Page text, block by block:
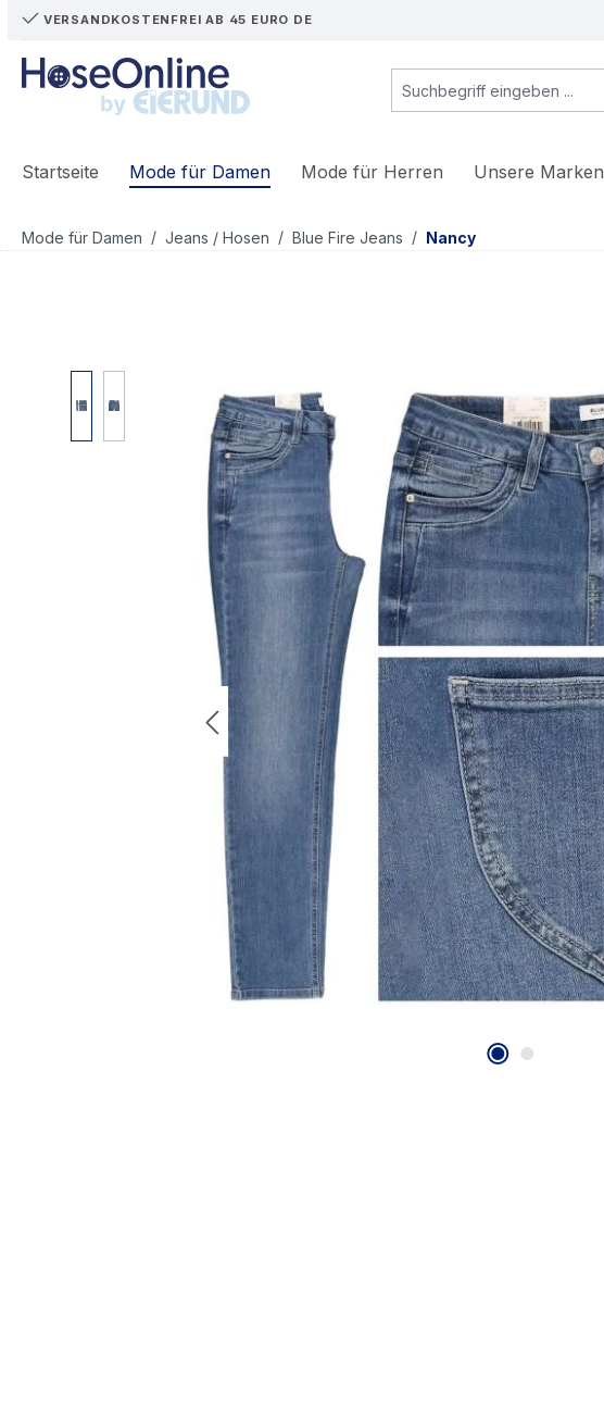
Hauptinhalt springen
Zur Suche springen
Zur Hauptnavigation springen
VERSANDKOSTENFREI AB 45 EURO DE
Startseite Mode für Damen Mode für Herren Unsere Marken
Mode für Damen / Jeans / Hosen / Blue Fire Jeans / Nancy